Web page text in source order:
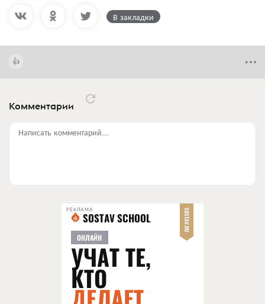
В закладки
Комментарии
Написать комментарий...
РЕКЛАМА